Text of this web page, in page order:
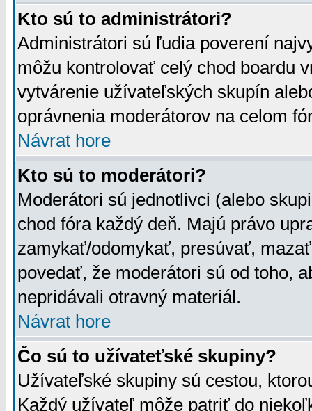
Kto sú to administrátori?
Administrátori sú ľudia poverení
môžu kontrolovať celý chod boardu
vytvárenie užívateľských skupín
oprávnenia moderátorov na celom
Návrat hore
Kto sú to moderátori?
Moderátori sú jednotlivci (alebo
chod fóra každý deň. Majú právo
zamykať/odomykať, presúvať,
povedať, že moderátori sú od toho,
nepridávali otravný materiál.
Návrat hore
Čo sú to užívateťské skupiny?
Užívateľské skupiny sú cestou,
Každý užívateľ môže patriť do